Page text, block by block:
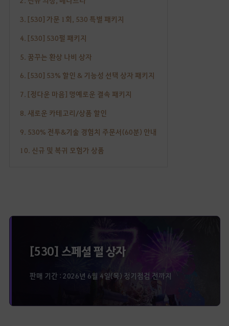
3. [530] 가문 1회, 530 특별 패키지
4. [530] 530펄 패키지
5. 꿈꾸는 환상 나비 상자
6. [530] 53% 할인 & 기능성 선택 상자 패키지
7. [정다운 마음] 명예로운 결속 패키지
8. 새로운 카테고리/상품 할인
9. 530% 전투&기술 경험치 주문서(60분) 안내
10. 신규 및 복귀 모험가 상품
[530] 스페셜 펄 상자
판매 기간 : 2026년 6월 4일(목) 정기점검 전까지